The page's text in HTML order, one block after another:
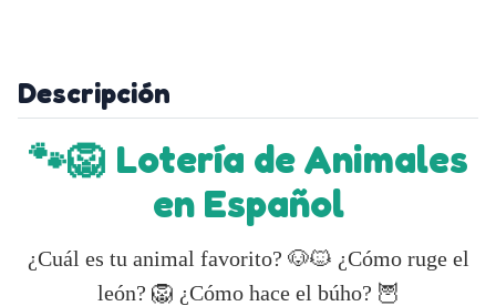
Descripción
🐾🦁 Lotería de Animales
en Español
¿Cuál es tu animal favorito? 🐶🐱 ¿Cómo ruge el
león? 🦁 ¿Cómo hace el búho? 🦉